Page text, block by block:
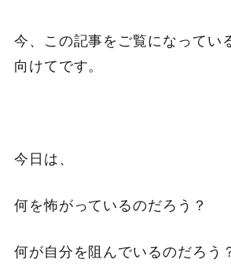
今、この記事をご覧になってい
向けてです。
今日は、
何を怖がっているのだろう？
何が自分を阻んでいるのだろう